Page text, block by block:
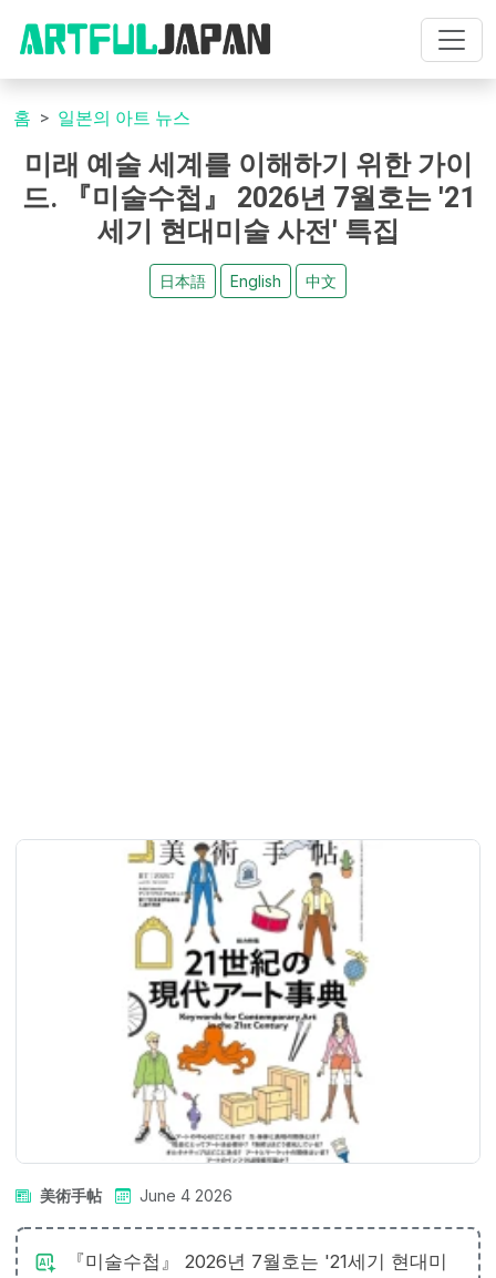
홈 일본의 아트 뉴스
미래 예술 세계를 이해하기 위한 가이
드. 『미술수첩』 2026년 7월호는 '21
세기 현대미술 사전' 특집
日本語 English 中文
美術手帖 June 4 2026
『미술수첩』 2026년 7월호는 '21세기 현대미